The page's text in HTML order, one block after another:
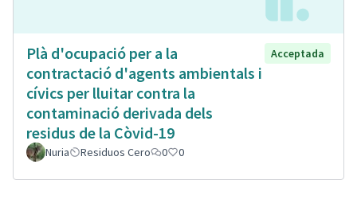
Plà d'ocupació per a la
contractació d'agents ambientals i
cívics per lluitar contra la
contaminació derivada dels
residus de la Còvid-19
Acceptada
Nuria Residuos Cero 0 0